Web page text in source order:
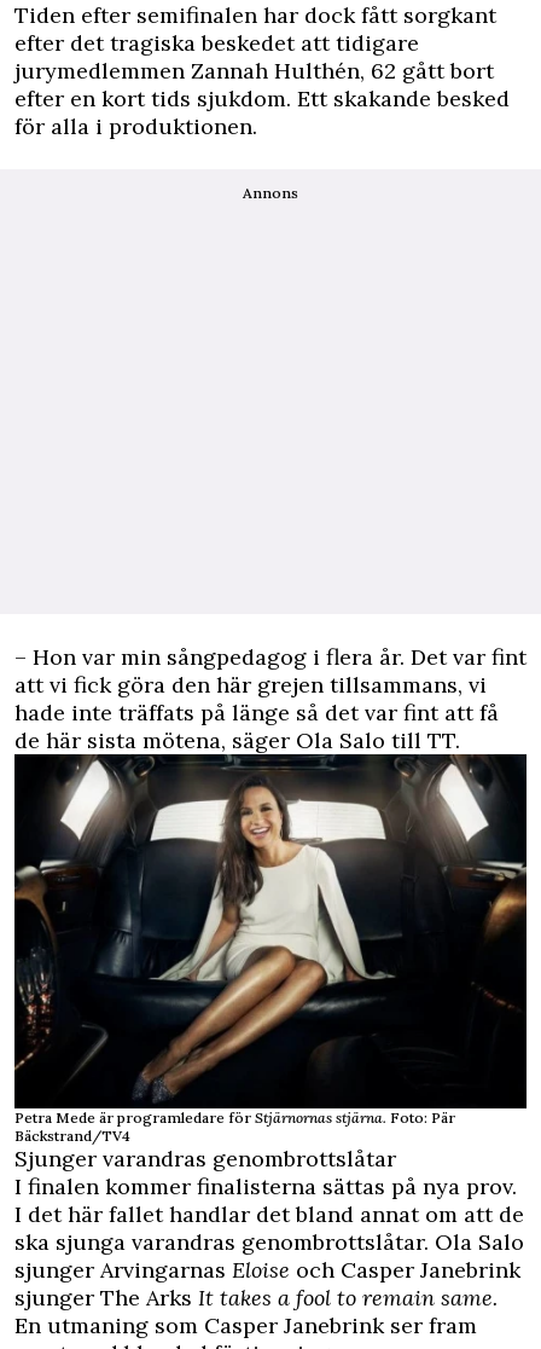
Tiden efter semifinalen har dock fått sorgkant
efter det tragiska beskedet att tidigare
jurymedlemmen Zannah Hulthén, 62 gått bort
efter en kort tids sjukdom. Ett skakande besked
för alla i produktionen.
Annons
– Hon var min sångpedagog i flera år. Det var fint
att vi fick göra den här grejen tillsammans, vi
hade inte träffats på länge så det var fint att få
de här sista mötena, säger Ola Salo till TT.
Petra Mede är programledare för Stjärnornas stjärna. Foto: Pär
Bäckstrand/TV4
Sjunger varandras genombrottslåtar
I finalen kommer finalisterna sättas på nya prov.
I det här fallet handlar det bland annat om att de
ska sjunga varandras genombrottslåtar. Ola Salo
sjunger Arvingarnas Eloise och Casper Janebrink
sjunger The Arks It takes a fool to remain same.
En utmaning som Casper Janebrink ser fram